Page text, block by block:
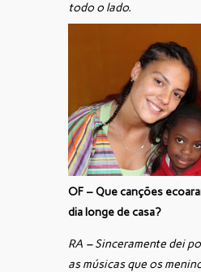
todo o lado.
OF – Que canções
dia longe de casa?
RA – Sinceramente dei
as músicas que os